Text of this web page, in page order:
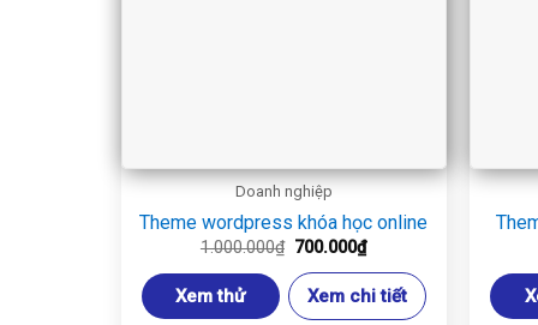
Doanh nghiệp
Theme wordpress khóa học online
1.000.000₫ Giá
là:
1.000.000₫.
700.000₫Giá
hiện
tại
là:
700.000₫.
Xem thử Xem chi tiết